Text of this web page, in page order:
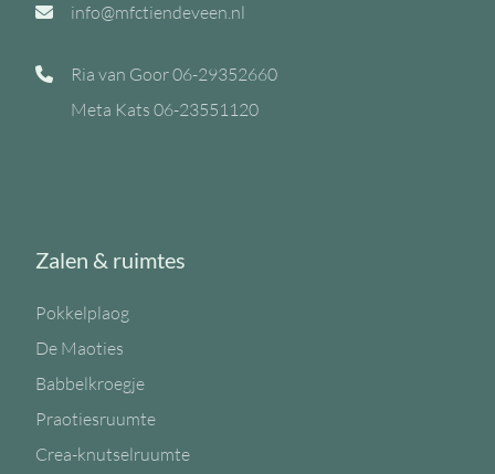
info@mfctiendeveen.nl
Ria van Goor06-29352660
Meta Kats 06-23551120
Zalen & ruimtes
Pokkelplaog
De Maoties
Babbelkroegje
Praotiesruumte
Crea-knutselruumte